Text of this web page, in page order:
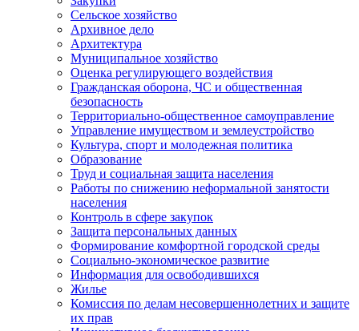
Сельское хозяйство
Архивное дело
Архитектура
Муниципальное хозяйство
Оценка регулирующего воздействия
Гражданская оборона, ЧС и общественная
безопасность
Территориально-общественное самоуправление
Управление имуществом и землеустройство
Культура, спорт и молодежная политика
Образование
Труд и социальная защита населения
Работы по снижению неформальной занятости
населения
Контроль в сфере закупок
Защита персональных данных
Формирование комфортной городской среды
Социально-экономическое развитие
Информация для освободившихся
Жилье
Комиссия по делам несовершеннолетних и защите
их прав